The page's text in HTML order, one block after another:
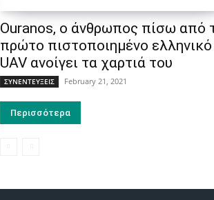
Ouranos, ο άνθρωπος πίσω από
πρώτο πιστοποιημένο ελληνικό
UAV ανοίγει τα χαρτιά του
ΣΥΝΕΝΤΕΥΞΕΙΣ February 21, 2021
Περισσότερα